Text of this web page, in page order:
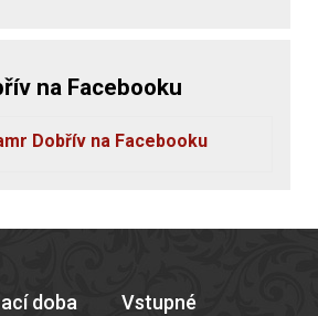
na Facebooku
Dobřív na Facebooku
doba
Vstupné